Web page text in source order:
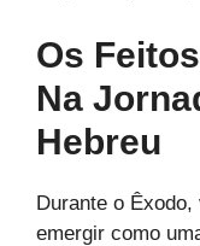
Os
Na
Hebreu
Durante o
emergir como